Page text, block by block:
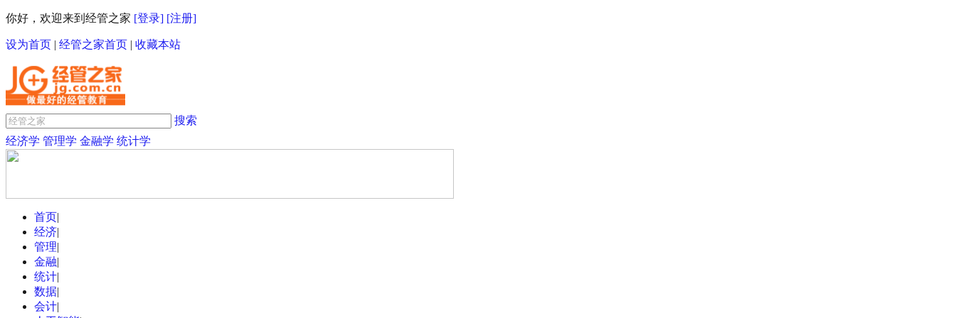
你好，欢迎来到经管之家 [登录] [注册]
设为首页 | 经管之家首页 | 收藏本站
搜索
经济学 管理学 金融学 统计学
首页|
经济|
管理|
金融|
统计|
数据|
会计|